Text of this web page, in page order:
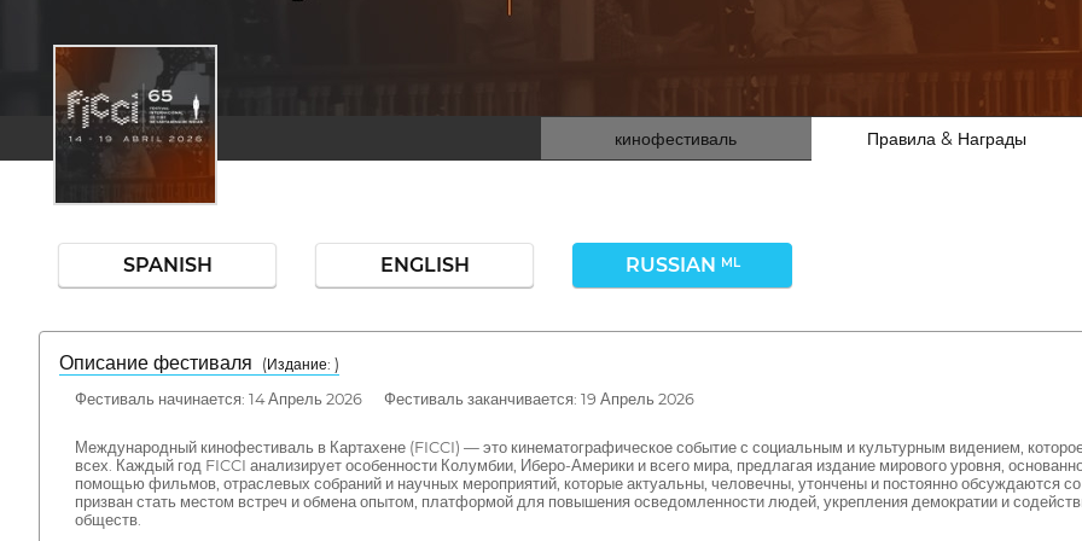
кинофестиваль Правила & Награды
SPANISH ENGLISH RUSSIAN ML
Описание фестиваля
( Издание: )
Фестиваль начинается: 14 Апрель 2026 Фестиваль заканчивается: 19 Апрель 2026
Международный кинофестиваль в Картахене (FICCI) — это кинематографическое событие с социальным и культурным видением,
всех. Каждый год FICCI анализирует особенности Колумбии, Иберо-Америки и всего мира, предлагая издание мирового уровня,
помощью фильмов, отраслевых собраний и научных мероприятий, которые актуальны, человечны, утончены и постоянно обсуждаются
призван стать местом встреч и обмена опытом, платформой для повышения осведомленности людей, укрепления демократии и
обществ.